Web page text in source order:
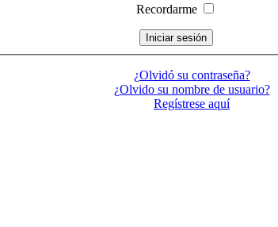
Recordarme
¿Olvidó su contraseña?
¿Olvido su nombre de usuario?
Regístrese aquí